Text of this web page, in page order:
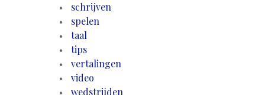
schrijven
spelen
taal
tips
vertalingen
video
wedstrijden